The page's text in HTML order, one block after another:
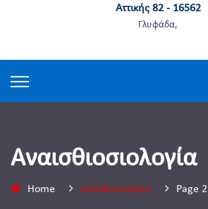
Αττικής 82 - 16562
Γλυφάδα,
Αναισθιοσιολογία
Home Αναισθιοσιολογία Page 2